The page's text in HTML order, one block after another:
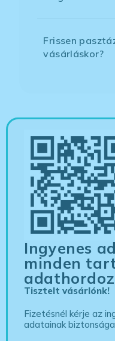
Frissen
vásárláskor?
Ingyenes
minden
Tisztelt vásárlónk!
Fizetésnél kérje az
adatainak